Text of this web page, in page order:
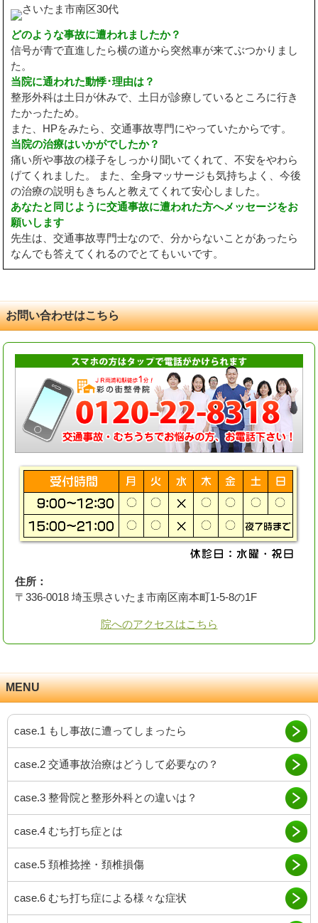
どのような事故に遭われましたか？
信号が青で直進したら横の道から突然車が来てぶつかりまし
た。
当院に通われた動悸･理由は？
整形外科は土日が休みで、土日が診療しているところに行き
たかったため。
また、HPをみたら、交通事故専門にやっていたからです。
当院の治療はいかがでしたか？
痛い所や事故の様子をしっかり聞いてくれて、不安をやわら
げてくれました。 また、全身マッサージも気持ちよく、今後
の治療の説明もきちんと教えてくれて安心しました。
あなたと同じように交通事故に遭われた方へメッセージをお
願いします
先生は、交通事故専門士なので、分からないことがあったら
なんでも答えてくれるのでとてもいいです。
お問い合わせはこちら
住所：
〒336-0018 埼玉県さいたま市南区南本町1-5-8の1F
院へのアクセスはこちら
MENU
case.1 もし事故に遭ってしまったら
case.2 交通事故治療はどうして必要なの？
case.3 整骨院と整形外科との違いは？
case.4 むち打ち症とは
case.5 頚椎捻挫・頚椎損傷
case.6 むち打ち症による様々な症状